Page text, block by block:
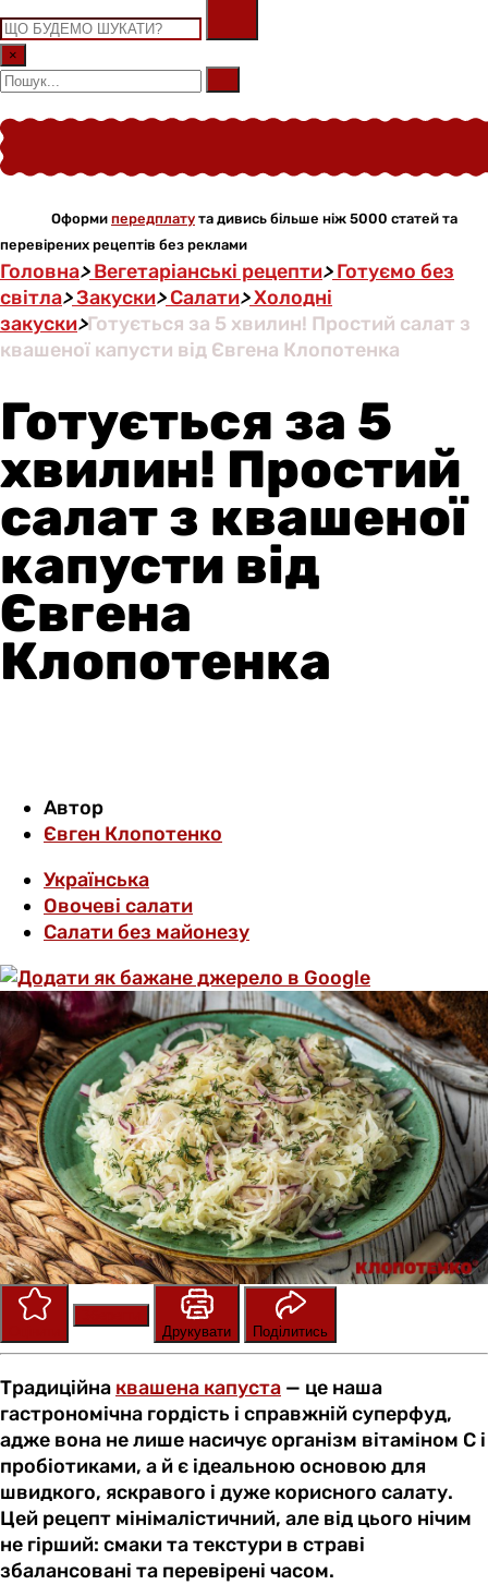
×
Оформи передплату та дивись більше ніж 5000 статей та
перевірених рецептів без реклами
Головна>Вегетаріанські рецепти>Готуємо без
світла>Закуски>Салати>Холодні
закуски>Готується за 5 хвилин! Простий салат з
квашеної капусти від Євгена Клопотенка
Готується за 5
хвилин! Простий
салат з квашеної
капусти від
Євгена
Клопотенка
Автор
Євген Клопотенко
Українська
Овочеві салати
Салати без майонезу
Друкувати
Поділитись
Традиційна квашена капуста — це наша
гастрономічна гордість і справжній суперфуд,
адже вона не лише насичує організм вітаміном С і
пробіотиками, а й є ідеальною основою для
швидкого, яскравого і дуже корисного салату.
Цей рецепт мінімалістичний, але від цього нічим
не гірший: смаки та текстури в страві
збалансовані та перевірені часом.